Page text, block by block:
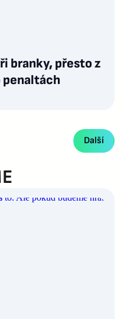
branky, přesto z
penaltách
Další